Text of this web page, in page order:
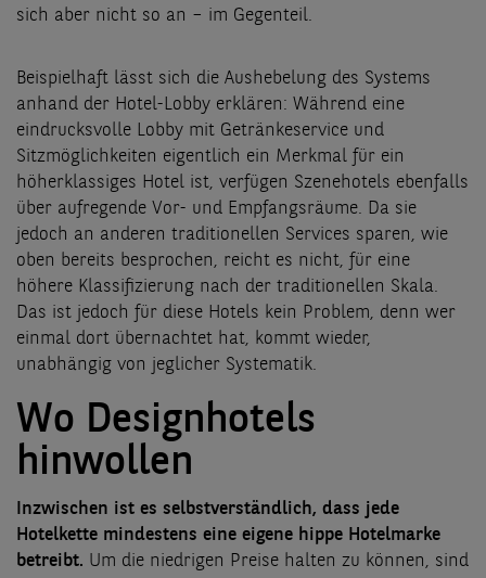
sich aber nicht so an – im Gegenteil.
Beispielhaft lässt sich die Aushebelung des Systems
anhand der Hotel-Lobby erklären: Während eine
eindrucksvolle Lobby mit Getränkeservice und
Sitzmöglichkeiten eigentlich ein Merkmal für ein
höherklassiges Hotel ist, verfügen Szenehotels ebenfalls
über aufregende Vor- und Empfangsräume. Da sie
jedoch an anderen traditionellen Services sparen, wie
oben bereits besprochen, reicht es nicht, für eine
höhere Klassifizierung nach der traditionellen Skala.
Das ist jedoch für diese Hotels kein Problem, denn wer
einmal dort übernachtet hat, kommt wieder,
unabhängig von jeglicher Systematik.
Wo Designhotels
hinwollen
Inzwischen ist es selbstverständlich, dass jede
Hotelkette mindestens eine eigene hippe Hotelmarke
betreibt. Um die niedrigen Preise halten zu können, sind